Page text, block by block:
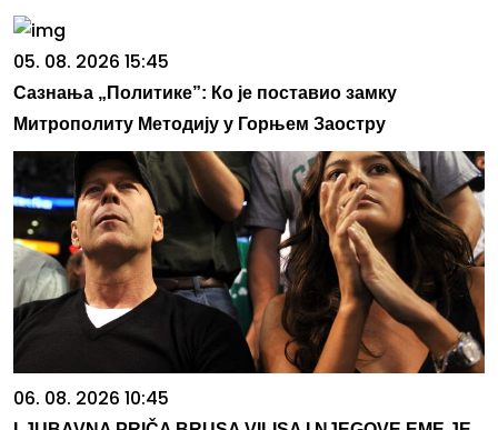
05. 08. 2026 15:45
Сазнања „Политике”: Ко је поставио замку
Митрополиту Методију у Горњем Заостру
06. 08. 2026 10:45